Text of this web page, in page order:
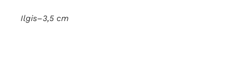
Ilgis–3,5 cm